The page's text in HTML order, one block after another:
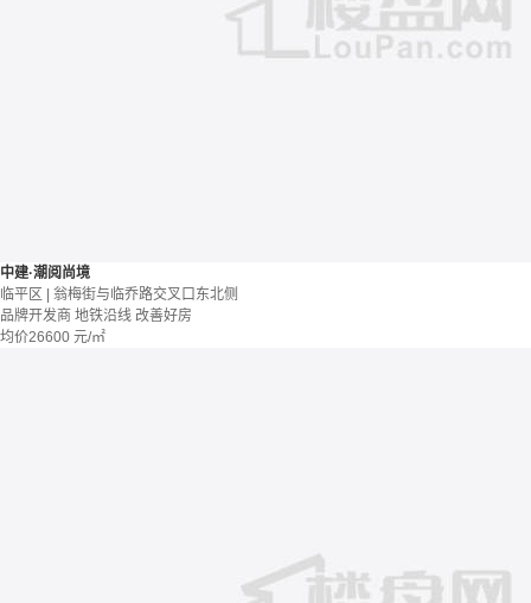
中建·潮阅尚境
临平区 | 翁梅街与临乔路交叉口东北侧
品牌开发商 地铁沿线 改善好房
均价26600 元/㎡